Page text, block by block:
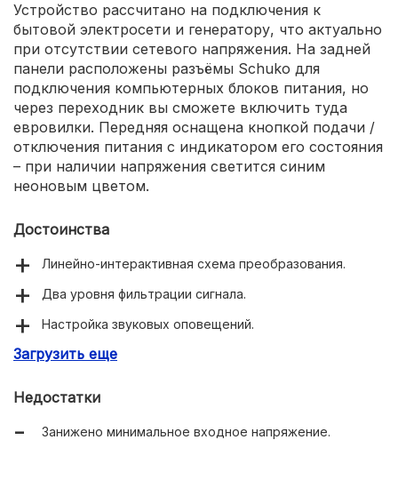
Устройство рассчитано на подключения к
бытовой электросети и генератору, что актуально
при отсутствии сетевого напряжения. На задней
панели расположены разъёмы Schuko для
подключения компьютерных блоков питания, но
через переходник вы сможете включить туда
евровилки. Передняя оснащена кнопкой подачи /
отключения питания с индикатором его состояния
– при наличии напряжения светится синим
неоновым цветом.
Достоинства
Линейно-интерактивная схема преобразования.
Два уровня фильтрации сигнала.
Настройка звуковых оповещений.
Невысокая стоимость.
Загрузить еще
Недостатки
Занижено минимальное входное напряжение.